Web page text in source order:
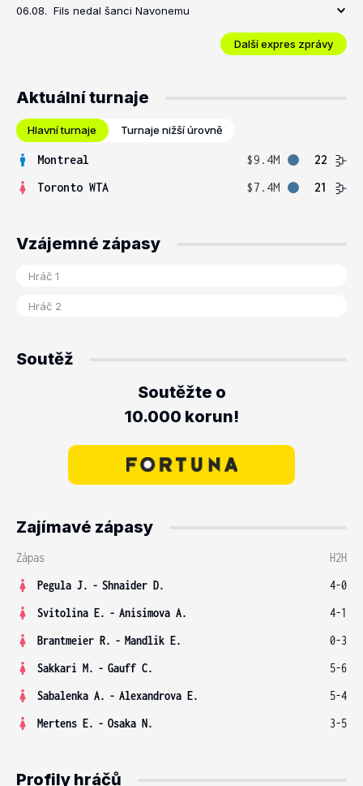
06.08. Fils nedal šanci Navonemu
Další expres zprávy
Aktuální turnaje
Hlavní turnaje Turnaje nižší úrovně
Montreal $9.4M
22
Toronto WTA
$7.4M 21
Vzájemné zápasy
Soutěž
Soutěžte o
10.000 korun!
Zajímavé zápasy
Zápas
H2H
Pegula J. - Shnaider D.
4-0
Svitolina E. - Anisimova A.
4-1
Brantmeier R. - Mandlik E.
0-3
Sakkari M. - Gauff C.
5-6
Sabalenka A. - Alexandrova E.
5-4
Mertens E. - Osaka N. 3-5
Profily hráčů